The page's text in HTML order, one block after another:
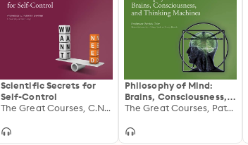
Scientific Secrets for
Self-Control
The Great Courses, C.Nathan DeWall
Philosophy of Mind:
Brains, Consciousness,
and Thinking MachinesThe Great Courses, Patrick Grim